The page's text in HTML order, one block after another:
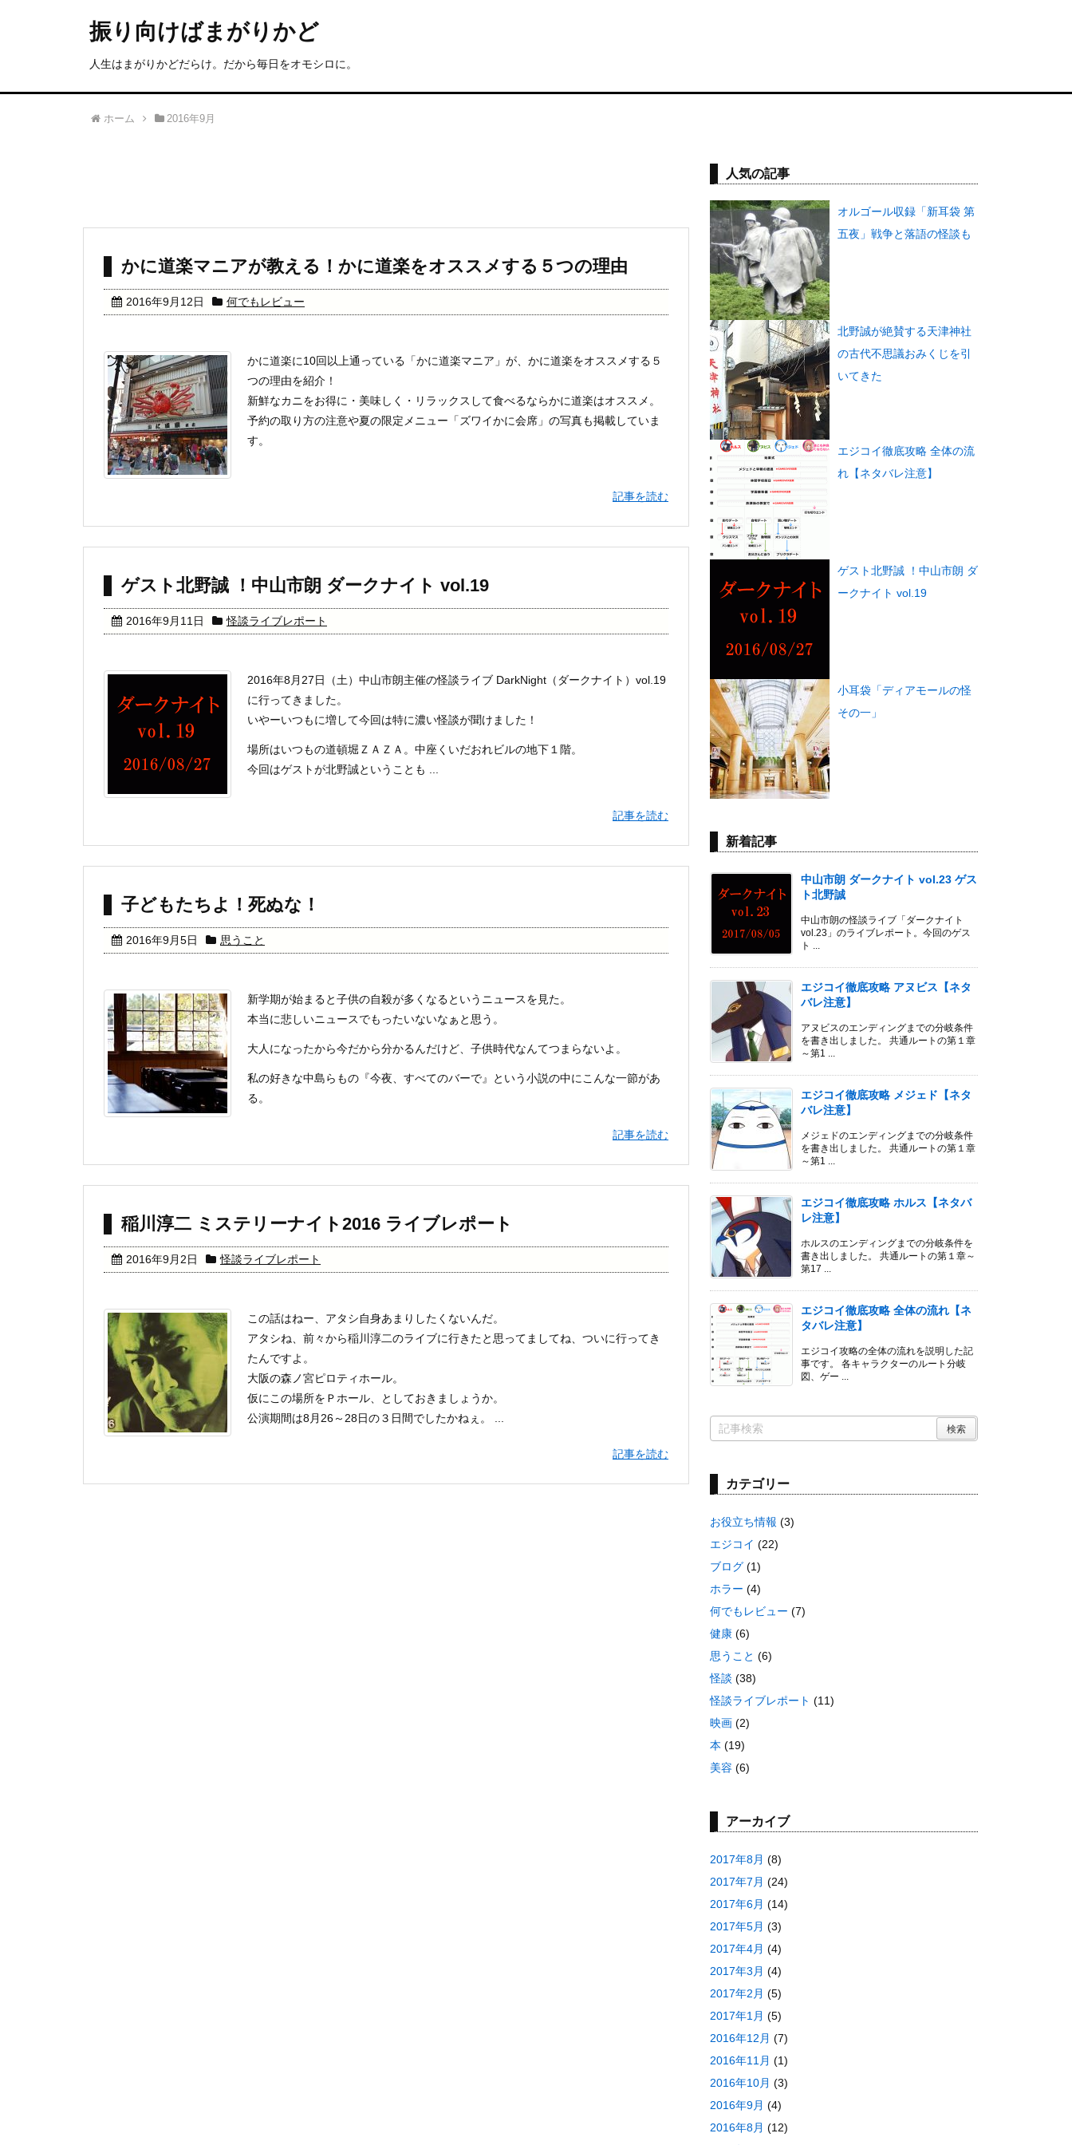
振り向けばまがりかど
人生はまがりかどだらけ。だから毎日をオモシロに。
ホーム 2016年9月
かに道楽マニアが教える！かに道楽をオススメする５つの理由
2016年9月12日 何でもレビュー
かに道楽に10回以上通っている「かに道楽マニア」が、かに道楽をオススメする５
つの理由を紹介！
新鮮なカニをお得に・美味しく・リラックスして食べるならかに道楽はオススメ。
予約の取り方の注意や夏の限定メニュー「ズワイかに会席」の写真も掲載していま
す。
記事を読む
ゲスト北野誠 ！中山市朗 ダークナイト vol.19
2016年9月11日 怪談ライブレポート
2016年8月27日（土）中山市朗主催の怪談ライブ DarkNight（ダークナイト）vol.19
に行ってきました。
いやーいつもに増して今回は特に濃い怪談が聞けました！
場所はいつもの道頓堀ＺＡＺＡ。中座くいだおれビルの地下１階。
今回はゲストが北野誠ということも ...
記事を読む
子どもたちよ！死ぬな！
2016年9月5日 思うこと
新学期が始まると子供の自殺が多くなるというニュースを見た。
本当に悲しいニュースでもったいないなぁと思う。
大人になったから今だから分かるんだけど、子供時代なんてつまらないよ。
私の好きな中島らもの『今夜、すべてのバーで』という小説の中にこんな一節があ
る。
記事を読む
稲川淳二 ミステリーナイト2016 ライブレポート
2016年9月2日 怪談ライブレポート
この話はねー、アタシ自身あまりしたくないんだ。
アタシね、前々から稲川淳二のライブに行きたと思ってましてね、ついに行ってき
たんですよ。
大阪の森ノ宮ピロティホール。
仮にこの場所をＰホール、としておきましょうか。
公演期間は8月26～28日の３日間でしたかねぇ。 ...
記事を読む
人気の記事
オルゴール収録「新耳袋 第
五夜」戦争と落語の怪談も
北野誠が絶賛する天津神社
の古代不思議おみくじを引
いてきた
エジコイ徹底攻略 全体の流
れ【ネタバレ注意】
ゲスト北野誠 ！中山市朗 ダ
ークナイト vol.19
小耳袋「ディアモールの怪
その一」
新着記事
中山市朗 ダークナイト vol.23 ゲス
ト北野誠
中山市朗の怪談ライブ「ダークナイト
vol.23」のライブレポート。今回のゲス
ト ...
エジコイ徹底攻略 アヌビス【ネタ
バレ注意】
アヌビスのエンディングまでの分岐条件
を書き出しました。 共通ルートの第１章
～第1 ...
エジコイ徹底攻略 メジェド【ネタ
バレ注意】
メジェドのエンディングまでの分岐条件
を書き出しました。 共通ルートの第１章
～第1 ...
エジコイ徹底攻略 ホルス【ネタバ
レ注意】
ホルスのエンディングまでの分岐条件を
書き出しました。 共通ルートの第１章～
第17 ...
エジコイ徹底攻略 全体の流れ【ネ
タバレ注意】
エジコイ攻略の全体の流れを説明した記
事です。 各キャラクターのルート分岐
図、ゲー ...
カテゴリー
お役立ち情報 (3)
エジコイ (22)
ブログ (1)
ホラー (4)
何でもレビュー (7)
健康 (6)
思うこと (6)
怪談 (38)
怪談ライブレポート (11)
映画 (2)
本 (19)
美容 (6)
アーカイブ
2017年8月 (8)
2017年7月 (24)
2017年6月 (14)
2017年5月 (3)
2017年4月 (4)
2017年3月 (4)
2017年2月 (5)
2017年1月 (5)
2016年12月 (7)
2016年11月 (1)
2016年10月 (3)
2016年9月 (4)
2016年8月 (12)